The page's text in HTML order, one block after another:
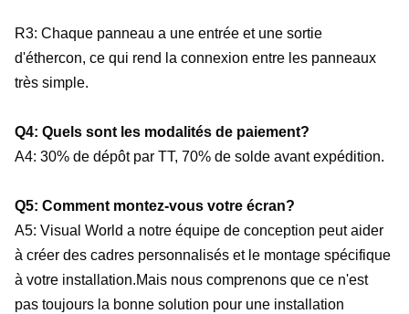
R3: Chaque panneau a une entrée et une sortie
d'éthercon, ce qui rend la connexion entre les panneaux
très simple.
Q4: Quels sont les modalités de paiement?
A4: 30% de dépôt par TT, 70% de solde avant expédition.
Q5: Comment montez-vous votre écran?
A5: Visual World a notre équipe de conception peut aider
à créer des cadres personnalisés et le montage spécifique
à votre installation.Mais nous comprenons que ce n'est
pas toujours la bonne solution pour une installation